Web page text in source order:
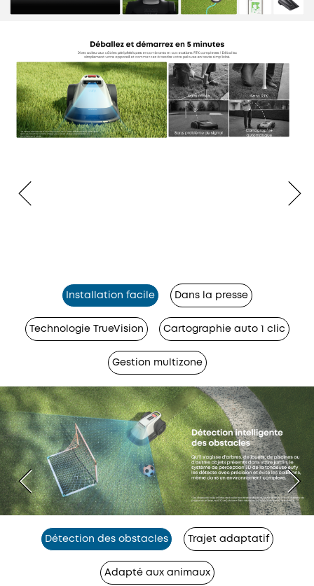
Installation facile Dans la presse
Technologie TrueVision Cartographie auto 1 clic
Gestion multizone
Détection des obstacles Trajet adaptatif
Adapté aux animaux